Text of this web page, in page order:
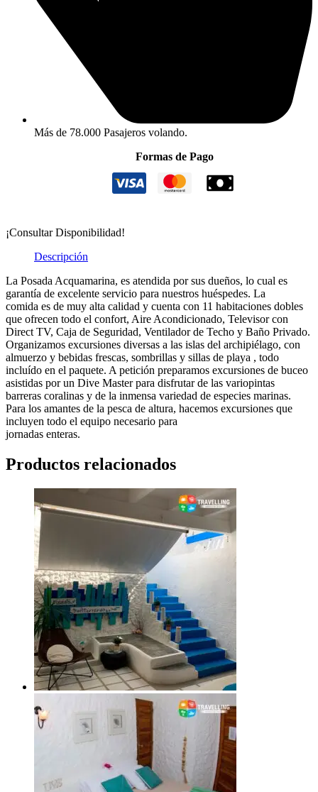
Más de 78.000 Pasajeros volando.
Formas de Pago
¡Consultar Disponibilidad!
Descripción
La Posada Acquamarina, es atendida por sus dueños, lo cual es
garantía de excelente servicio para nuestros huéspedes. La
comida es de muy alta calidad y cuenta con 11 habitaciones dobles
que ofrecen todo el confort, Aire Acondicionado, Televisor con
Direct TV, Caja de Seguridad, Ventilador de Techo y Baño Privado.
Organizamos excursiones diversas a las islas del archipiélago, con
almuerzo y bebidas frescas, sombrillas y sillas de playa , todo
incluído en el paquete. A petición preparamos excursiones de buceo
asistidas por un Dive Master para disfrutar de las variopintas
barreras coralinas y de la inmensa variedad de especies marinas.
Para los amantes de la pesca de altura, hacemos excursiones que
incluyen todo el equipo necesario para
jornadas enteras.
Productos relacionados